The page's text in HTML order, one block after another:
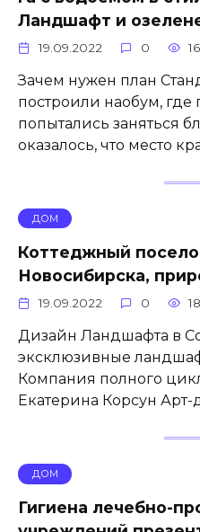
Ландшафт и
19.09.2022 0
Зачем нужен план
построили наобум, где
попытались заняться
оказалось, что место
ДОМ
Коттеджный
Новосибирска,
19.09.2022 0
Дизайн Ландшафта в
эксклюзивные
Компания полного
Екатерина Корсун
ДОМ
Гигиена лечебно-